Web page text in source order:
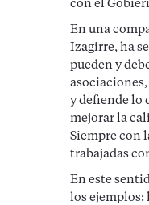
con el
En una
Izagirre, ha
pueden y
y defiende lo
mejorar la
Siempre con
trabajadas
En este
los ejemplos: